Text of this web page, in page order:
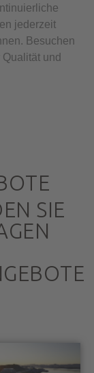
jederzeit
Besuchen
und
SIE